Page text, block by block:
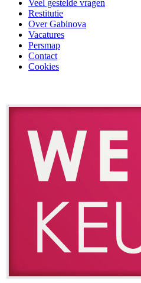
Veel gestelde vragen
Restitutie
Over Gabinova
Vacatures
Persmap
Contact
Cookies